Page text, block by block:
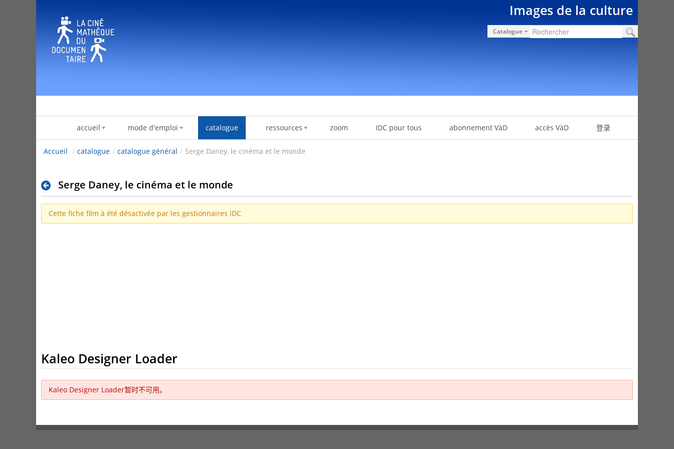
Images de la culture
Catalogue
accueil mode d'emploi catalogue ressources zoom IDC pour tous abonnement VàD accès VàD 登录
Accueil / catalogue / catalogue général / Serge Daney, le cinéma et le monde
Serge Daney, le cinéma et le monde
Cette fiche film à été désactivée par les gestionnaires IDC
Kaleo Designer Loader
Kaleo Designer Loader暂时不可用。